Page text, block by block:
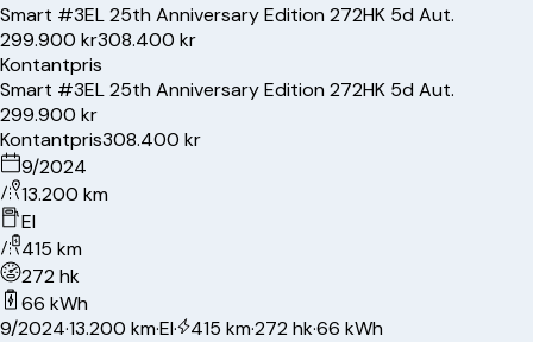
Smart #3EL 25th Anniversary Edition 272HK 5d Aut.
299.900 kr308.400 kr
Kontantpris
Smart #3EL 25th Anniversary Edition 272HK 5d Aut.
299.900 kr
Kontantpris308.400 kr
9/2024
13.200 km
El
415 km
272 hk
66 kWh
9/2024·13.200 km·El· 415 km·272 hk·66 kWh